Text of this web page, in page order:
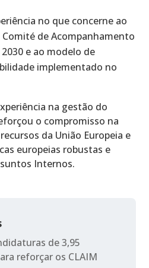
no que concerne ao
de Acompanhamento
e ao modelo de
implementado no
na gestão do
o compromisso na
da União Europeia e
europeias robustas e
Internos.
de 3,95
reforçar os CLAIM